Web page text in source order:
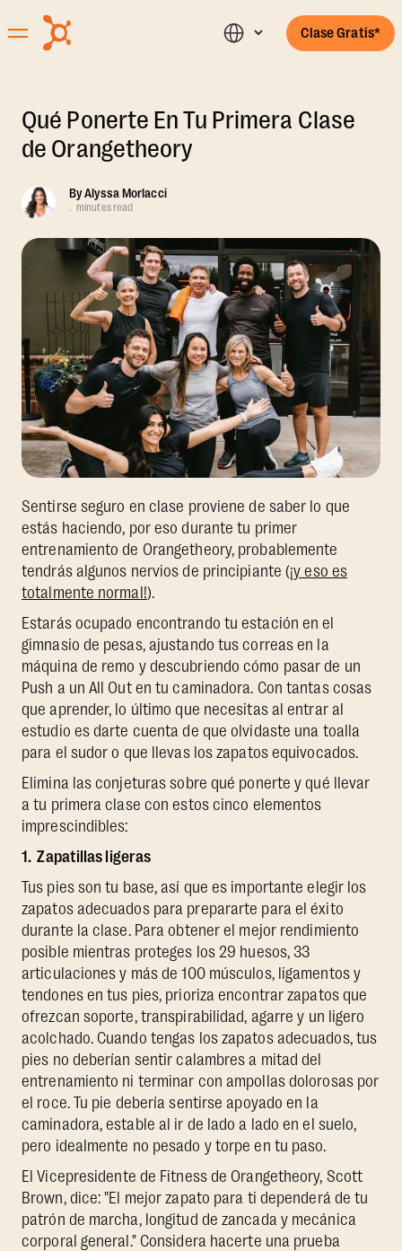
Clase Gratis*
Qué Ponerte En Tu Primera Clase
de Orangetheory
ByAlyssa Morlacci
. minutes read
Sentirse seguro en clase proviene de saber lo que
estás haciendo, por eso durante tu primer
entrenamiento de Orangetheory, probablemente
tendrás algunos nervios de principiante (¡y eso es
totalmente normal!).
Estarás ocupado encontrando tu estación en el
gimnasio de pesas, ajustando tus correas en la
máquina de remo y descubriendo cómo pasar de un
Push a un All Out en tu caminadora. Con tantas cosas
que aprender, lo último que necesitas al entrar al
estudio es darte cuenta de que olvidaste una toalla
para el sudor o que llevas los zapatos equivocados.
Elimina las conjeturas sobre qué ponerte y qué llevar
a tu primera clase con estos cinco elementos
imprescindibles:
1. Zapatillas ligeras
Tus pies son tu base, así que es importante elegir los
zapatos adecuados para prepararte para el éxito
durante la clase. Para obtener el mejor rendimiento
posible mientras proteges los 29 huesos, 33
articulaciones y más de 100 músculos, ligamentos y
tendones en tus pies, prioriza encontrar zapatos que
ofrezcan soporte, transpirabilidad, agarre y un ligero
acolchado. Cuando tengas los zapatos adecuados, tus
pies no deberían sentir calambres a mitad del
entrenamiento ni terminar con ampollas dolorosas por
el roce. Tu pie debería sentirse apoyado en la
caminadora, estable al ir de lado a lado en el suelo,
pero idealmente no pesado y torpe en tu paso.
El Vicepresidente de Fitness de Orangetheory, Scott
Brown, dice: "El mejor zapato para ti dependerá de tu
patrón de marcha, longitud de zancada y mecánica
corporal general." Considera hacerte una prueba